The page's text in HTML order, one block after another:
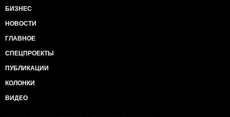
БИЗНЕС
НОВОСТИ
ГЛАВНОЕ
СПЕЦПРОЕКТЫ
ПУБЛИКАЦИИ
КОЛОНКИ
ВИДЕО